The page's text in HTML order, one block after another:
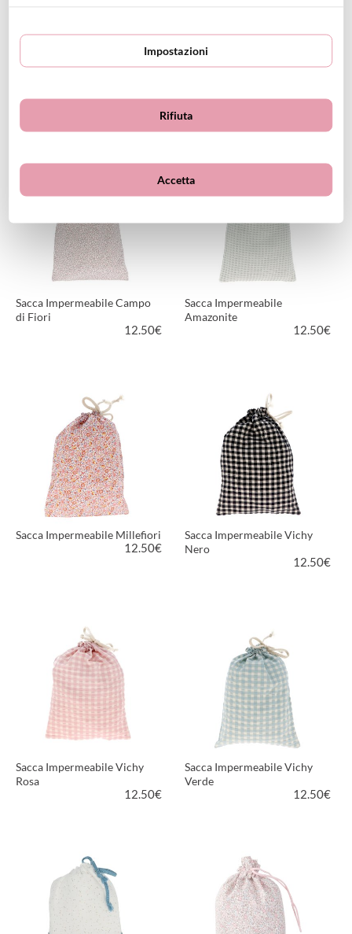
Sacca Impermeabile Wild
12.50€
VEDI PRODOTTO
Sacca Impermeabile Hanami
VEDI PRODOTTO
Sacca Impermeabile Campo
di Fiori
12.50€
VEDI PRODOTTO
Sacca Impermeabile
Amazonite
12.50€
VEDI PRODOTTO
Sacca Impermeabile Millefiori
12.50€
VEDI PRODOTTO
Sacca Impermeabile Vichy
Nero
12.50€
Sacca Impermeabile Vichy
Rosa
12.50€
VEDI PRODOTTO
Sacca Impermeabile Vichy
Verde
12.50€
VEDI PRODOTTO
Impostazioni
Rifiuta
Accetta